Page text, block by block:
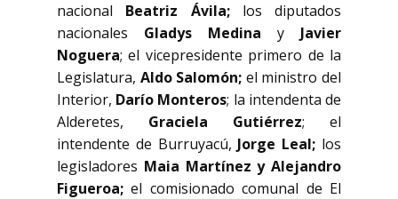
nacional Beatriz Ávila;los diputados
nacionales Gladys Medina y Javier
Noguera; el vicepresidente primero de la
Legislatura, Aldo Salomón; el ministro del
Interior, Darío Monteros; la intendenta de
Alderetes, Graciela Gutiérrez; el
intendente de Burruyacú, Jorge Leal; los
legisladores Maia Martínez y Alejandro
Figueroa; el comisionado comunal de El